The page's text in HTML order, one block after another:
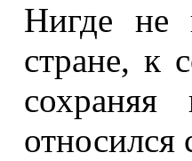
Нигде не
стране, к
относился